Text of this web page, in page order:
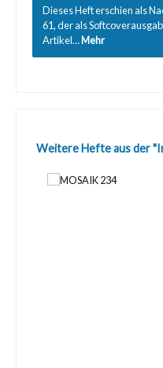
Dieses Heft erschien als
61, der als
Artikel…Mehr
Produktgalerie überspringen
Weitere Hefte aus der